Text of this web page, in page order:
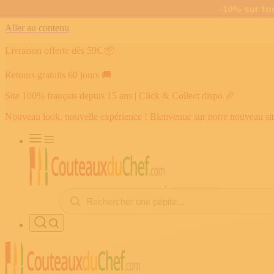
Aller au contenu
Livraison offerte dès 59€ 📦
Retours gratuits 60 jours 🚚
Site 100% français depuis 15 ans | Click & Collect dispo 🥖
Nouveau look, nouvelle expérience ! Bienvenue sur notre nouveau